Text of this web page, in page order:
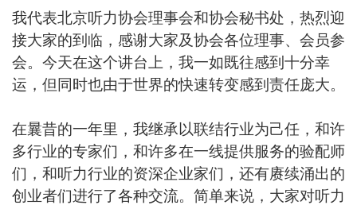
我代表北京听力协会理事会和协会秘书处，热烈迎
接大家的到临，感谢大家及协会各位理事、会员参
会。今天在这个讲台上，我一如既往感到十分幸
运，但同时也由于世界的快速转变感到责任庞大。
在曩昔的一年里，我继承以联结行业为己任，和许
多行业的专家们，和许多在一线提供服务的验配师
们，和听力行业的资深企业家们，还有赓续涌出的
创业者们进行了各种交流。简单来说，大家对听力